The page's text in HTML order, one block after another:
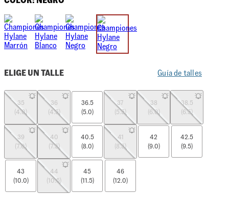
ELIGE UN TALLE Guía de talles
35
(4.0)
36
(4.5)
36.5
(5.0)
37
(5.5)
38
(6.0)
38.5
(6.5)
39
(7.0)
40
(7.5)
40.5
(8.0)
41
(8.5)
42
(9.0)
42.5
(9.5)
43
(10.0)
44
(10.5)
45
(11.5)
46
(12.0)